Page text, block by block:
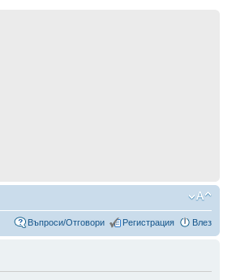
Въпроси/Отговори Регистрация Влез